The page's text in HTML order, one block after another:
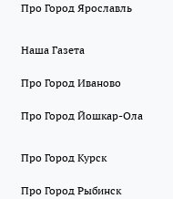
Про Город Ярославль
Наша Газета
Про Город Иваново
Про Город Йошкар-Ола
Про Город Курск
Про Город Рыбинск